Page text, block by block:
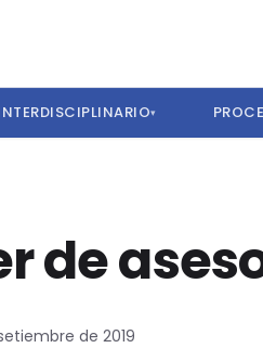
▾
de
de 2019